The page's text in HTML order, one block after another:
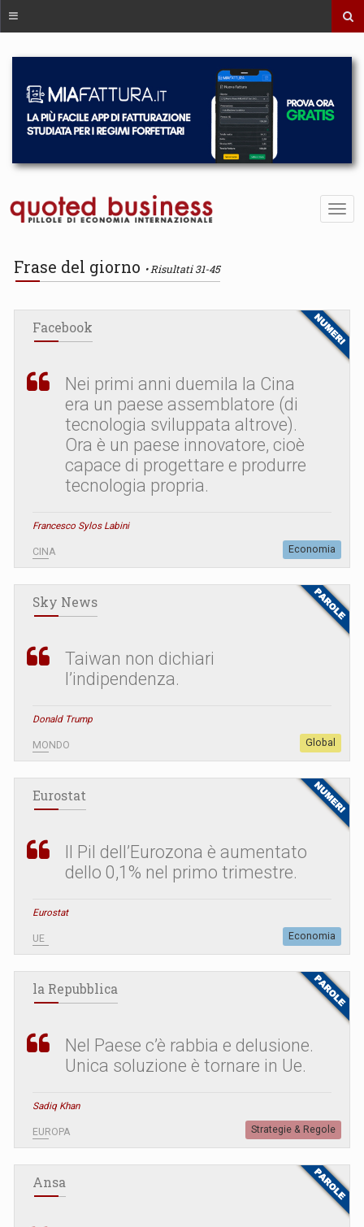
Frase del giorno Risultati 31-45
Facebook
Nei primi anni duemila la Cina
era un paese assemblatore (di
tecnologia sviluppata altrove).
Ora è un paese innovatore, cioè
capace di progettare e produrre
tecnologia propria.
Francesco Sylos Labini
CINA Economia
Sky News
Taiwan non dichiari
l’indipendenza.
Donald Trump
MONDO Global
Eurostat
Il Pil dell’Eurozona è aumentato
dello 0,1% nel primo trimestre.
Eurostat
UE Economia
la Repubblica
Nel Paese c’è rabbia e delusione.
Unica soluzione è tornare in Ue.
Sadiq Khan
EUROPA Strategie & Regole
Ansa